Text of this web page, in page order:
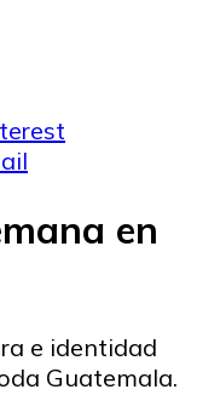
en
e identidad
Guatemala.